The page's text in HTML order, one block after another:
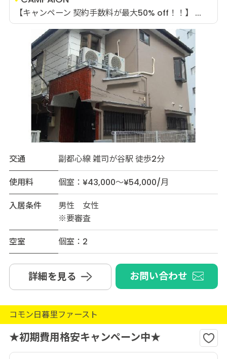
【キャンペーン 契約手数料が最大50% off！！】 ...
交通
副都心線 雑司が谷駅 徒歩2分
使用料
個室：¥43,000～¥54,000/月
入居条件
男性 女性
※要審査
空室
個室：2
詳細を見る お問い合わせ
コモン日暮里ファースト
★初期費用格安キャンペーン中★